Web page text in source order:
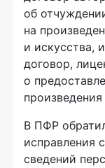
об
на
и искусства,
договор,
о
В ПФР
исправления
сведений